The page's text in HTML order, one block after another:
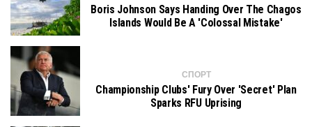
Boris Johnson Says Handing Over The Chagos
Islands Would Be A 'colossal Mistake'
СПОРТ
Championship Clubs' Fury Over 'secret' Plan
Sparks RFU Uprising